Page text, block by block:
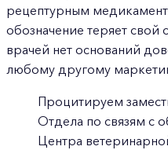
рецептурным
обозначение теряет свой
врачей нет оснований
любому другому
Процитируем
Отдела по связям с
Центра